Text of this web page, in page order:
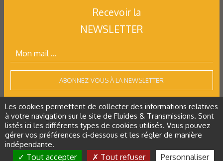
Recevoir la
NEWSLETTER
ABONNEZ-VOUS À LA NEWSLETTER
Tous droits réservés
Restez connecté
Les cookies permettent de collecter des informations relatives
à votre navigation sur le site de Fluides & Transmissions. Sont
listés ici les différents types de cookies utilisés. Vous pouvez
gérer vos préférences ci-dessous et les régler de manière
indépendante.
Tout accepter Tout refuser Personnaliser